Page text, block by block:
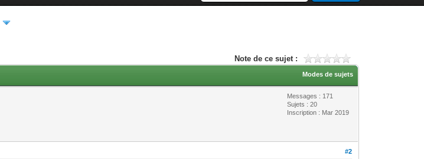
Note de ce sujet :
Modes de sujets
Messages : 171
Sujets : 20
Inscription : Mar 2019
#2